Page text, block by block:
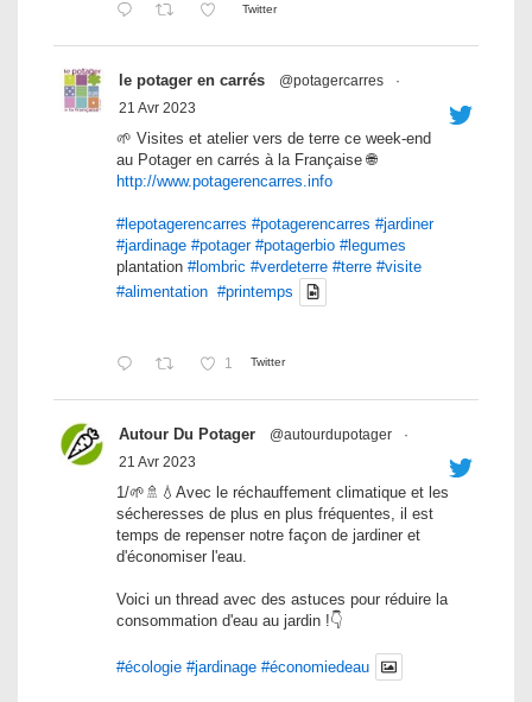
Twitter
le potager en carrés @potagercarres
·
21 Avr 2023
🌱 Visites et atelier vers de terre ce week-end
au Potager en carrés à la Française 🌐
http://www.potagerencarres.info
#lepotagerencarres #potagerencarres #jardiner
#jardinage #potager #potagerbio #legumes
plantation #lombric #verdeterre #terre #visite
#alimentation #printemps
1 Twitter
Autour Du Potager @autourdupotager
·
21 Avr 2023
1/🌱🚿💧Avec le réchauffement climatique et les
sécheresses de plus en plus fréquentes, il est
temps de repenser notre façon de jardiner et
d'économiser l'eau.
Voici un thread avec des astuces pour réduire la
consommation d'eau au jardin !👇
#écologie #jardinage #économiedeau